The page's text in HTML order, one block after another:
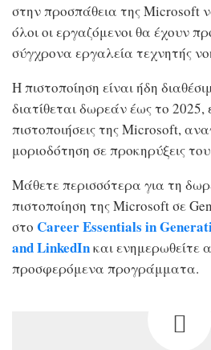
στην προσπάθεια της Microsoft
όλοι οι εργαζόμενοι θα έχουν
σύγχρονα εργαλεία τεχνητής
Η πιστοποίηση είναι ήδη
διατίθεται δωρεάν έως το
πιστοποιήσεις της Microsoft,
μοριοδότηση σε προκηρύξεις
Μάθετε περισσότερα για τη
πιστοποίηση της Microsoft σε
στο Career Essentials in
and LinkedInκαι ενημερωθείτε
προσφερόμενα προγράμματα.